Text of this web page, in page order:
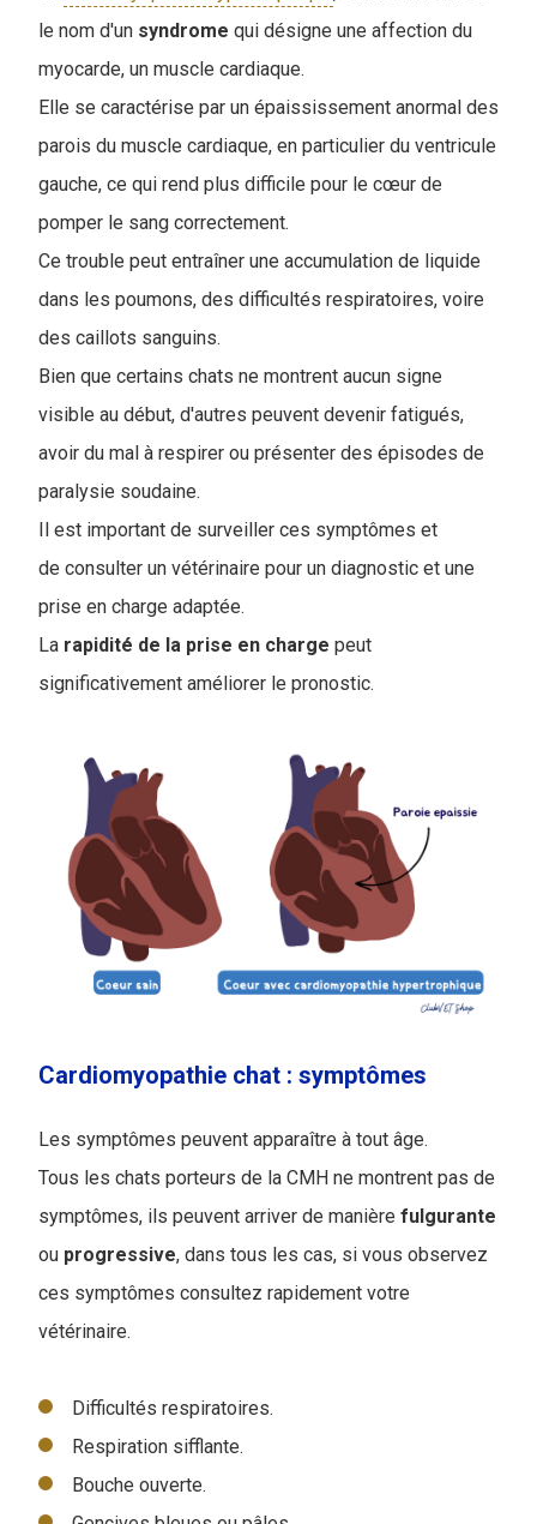
le nom d'un syndrome qui désigne une affection du
myocarde, un muscle cardiaque.
Elle se caractérise par un épaississement anormal des
parois du muscle cardiaque, en particulier du ventricule
gauche, ce qui rend plus difficile pour le cœur de
pomper le sang correctement.
Ce trouble peut entraîner une accumulation de liquide
dans les poumons, des difficultés respiratoires, voire
des caillots sanguins.
Bien que certains chats ne montrent aucun signe
visible au début, d'autres peuvent devenir fatigués,
avoir du mal à respirer ou présenter des épisodes de
paralysie soudaine.
Il est important de surveiller ces symptômes et
de consulter un vétérinaire pour un diagnostic et une
prise en charge adaptée.
La rapidité de la prise en charge peut
significativement améliorer le pronostic.
Cardiomyopathie chat : symptômes
Les symptômes peuvent apparaître à tout âge.
Tous les chats porteurs de la CMH ne montrent pas de
symptômes, ils peuvent arriver de manière fulgurante
ou progressive, dans tous les cas, si vous observez
ces symptômes consultez rapidement votre
vétérinaire.
Difficultés respiratoires.
Respiration sifflante.
Bouche ouverte.